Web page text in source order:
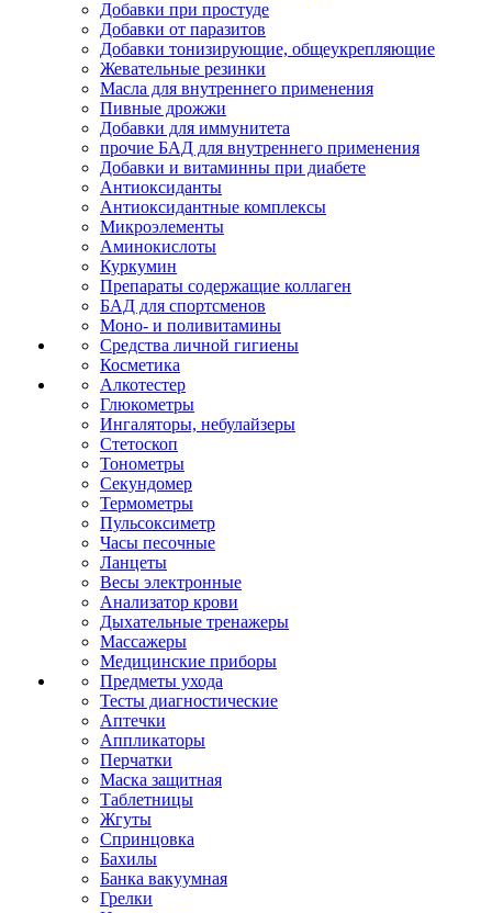
Добавки при простуде
Добавки от паразитов
Добавки тонизирующие, общеукрепляющие
Жевательные резинки
Масла для внутреннего применения
Пивные дрожжи
Добавки для иммунитета
прочие БАД для внутреннего применения
Добавки и витаминны при диабете
Антиоксиданты
Антиоксидантные комплексы
Микроэлементы
Аминокислоты
Куркумин
Препараты содержащие коллаген
БАД для спортсменов
Моно- и поливитамины
Средства личной гигиены
Косметика
Алкотестер
Глюкометры
Ингаляторы, небулайзеры
Стетоскоп
Тонометры
Секундомер
Термометры
Пульсоксиметр
Часы песочные
Ланцеты
Весы электронные
Анализатор крови
Дыхательные тренажеры
Массажеры
Медицинские приборы
Предметы ухода
Тесты диагностические
Аптечки
Аппликаторы
Перчатки
Маска защитная
Таблетницы
Жгуты
Спринцовка
Бахилы
Банка вакуумная
Грелки